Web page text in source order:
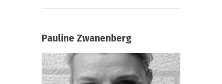
Pauline Zwanenberg